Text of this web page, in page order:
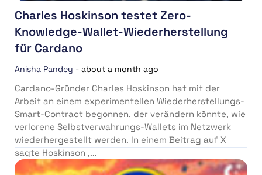
Charles Hoskinson testet Zero-
Knowledge-Wallet-Wiederherstellung
für Cardano
Anisha Pandey - about a month ago
Cardano-Gründer Charles Hoskinson hat mit der
Arbeit an einem experimentellen Wiederherstellungs-
Smart-Contract begonnen, der verändern könnte, wie
verlorene Selbstverwahrungs-Wallets im Netzwerk
wiederhergestellt werden. In einem Beitrag auf X
sagte Hoskinson ,...